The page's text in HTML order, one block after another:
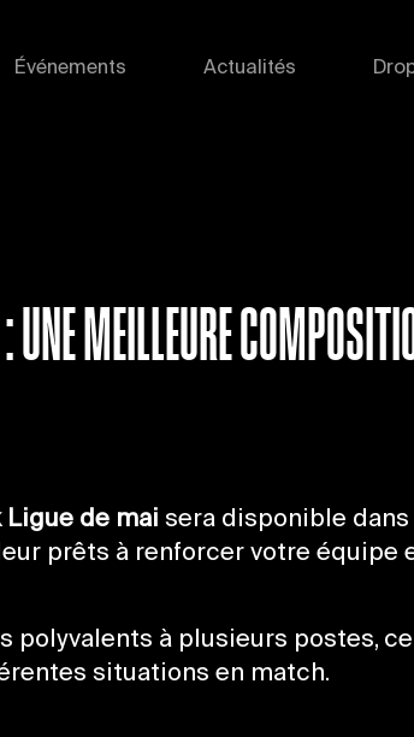
Événements Actualités
UNE MEILLEURE
Ligue de maisera disponible
prêts à renforcer votre
polyvalents à plusieurs postes,
situations en match.